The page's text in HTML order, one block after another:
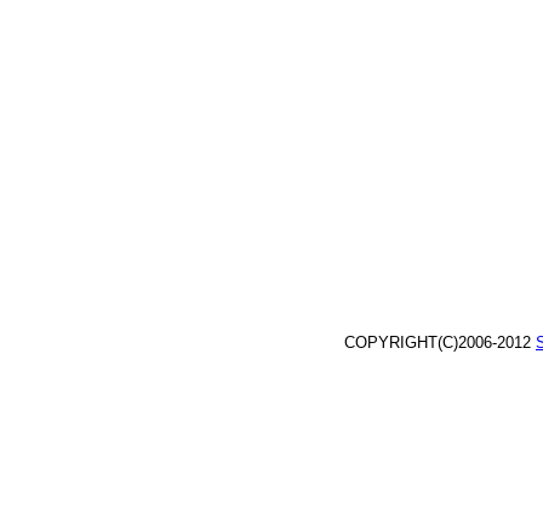
COPYRIGHT(C)2006-2012